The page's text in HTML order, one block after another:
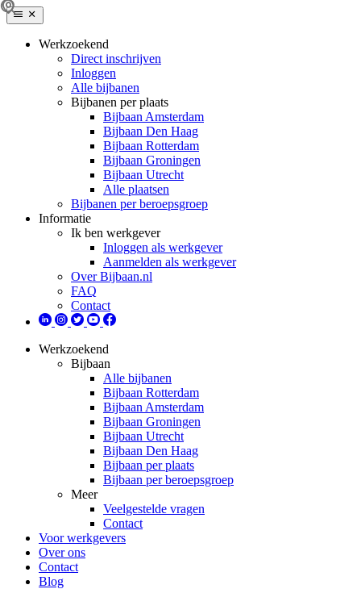
Werkzoekend
Direct inschrijven
Inloggen
Alle bijbanen
Bijbanen per plaats
Bijbaan Amsterdam
Bijbaan Den Haag
Bijbaan Rotterdam
Bijbaan Groningen
Bijbaan Utrecht
Alle plaatsen
Bijbanen per beroepsgroep
Informatie
Ik ben werkgever
Inloggen als werkgever
Aanmelden als werkgever
Over Bijbaan.nl
FAQ
Contact
Werkzoekend
Bijbaan
Alle bijbanen
Bijbaan Rotterdam
Bijbaan Amsterdam
Bijbaan Groningen
Bijbaan Utrecht
Bijbaan Den Haag
Bijbaan per plaats
Bijbaan per beroepsgroep
Meer
Veelgestelde vragen
Contact
Voor werkgevers
Over ons
Contact
Blog